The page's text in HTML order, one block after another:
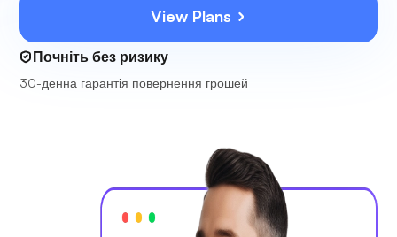
View Plans
Почніть без ризику
30-денна гарантія повернення грошей